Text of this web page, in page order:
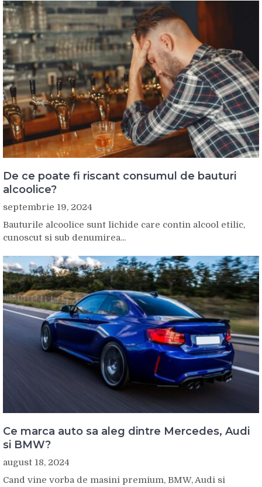
De ce poate fi riscant consumul de bauturi
alcoolice?
septembrie 19, 2024
Bauturile alcoolice sunt lichide care contin alcool etilic,
cunoscut si sub denumirea...
Ce marca auto sa aleg dintre Mercedes, Audi
si BMW?
august 18, 2024
Cand vine vorba de masini premium, BMW, Audi si